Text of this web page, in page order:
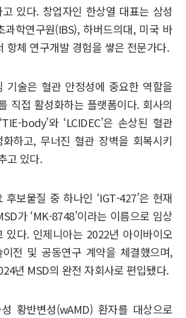
있다. 창업자인 한상열 대표는 삼성
과학연구원(IBS), 하버드의대, 미국 바
항체 연구개발 경험을 쌓은 전문가다.
기술은 혈관 안정성에 중요한 역할을
직접 활성화하는 플랫폼이다. 회사의
body’와 ‘LCIDEC’은 손상된 혈관
화하고, 무너진 혈관 장벽을 회복시키
고 있다.
후보물질 중 하나인 ‘IGT-427’은 현재
가 ‘MK-8748’이라는 이름으로 임상
있다. 인제니아는 2022년 아이바이오
전 및 공동연구 계약을 체결했으며,
년 MSD의 완전 자회사로 편입됐다.
황반변성(wAMD) 환자를 대상으로